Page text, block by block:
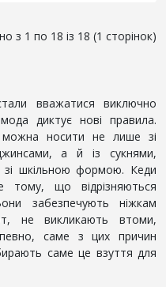
з 1 по 18 із 18 (1 сторінок)
вважатися виключно
диктує нові правила.
можна носити не лише зі
а й із сукнями,
зі шкільною формою. Кеди
тому, що відрізняються
забезпечують ніжкам
не викликають втоми,
саме з цих причин
саме це взуття для